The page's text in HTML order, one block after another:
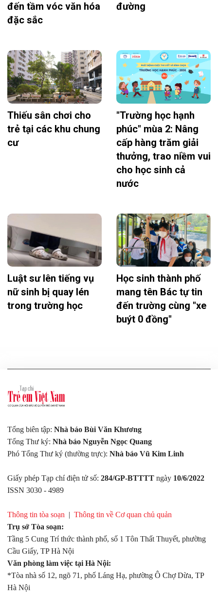
đến tầm vóc văn hóa
đặc sắc
đường
Thiếu sân chơi cho
trẻ tại các khu chung
cư
"Trường học hạnh
phúc" mùa 2: Nâng
cấp hàng trăm giải
thưởng, trao niềm vui
cho học sinh cả
nước
Luật sư lên tiếng vụ
nữ sinh bị quay lén
trong trường học
Học sinh thành phố
mang tên Bác tự tin
đến trường cùng "xe
buýt 0 đồng"
Tổng biên tập: Nhà báo Bùi Văn Khương
Tổng Thư ký: Nhà báo Nguyễn Ngọc Quang
Phó Tổng Thư ký (thường trực): Nhà báo Vũ Kim Linh
Giấy phép Tạp chí điện tử số: 284/GP-BTTTT ngày 10/6/2022
ISSN 3030 - 4989
Thông tin tòa soạn | Thông tin về Cơ quan chủ quản
Trụ sở Tòa soạn:
Tầng 5 Cung Trí thức thành phố, số 1 Tôn Thất Thuyết, phường
Cầu Giấy, TP Hà Nội
Văn phòng làm việc tại Hà Nội:
*Tòa nhà số 12, ngõ 71, phố Láng Hạ, phường Ô Chợ Dừa, TP
Hà Nội